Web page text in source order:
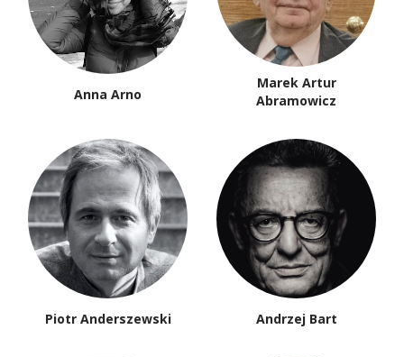
Anna Arno
Marek Artur
Abramowicz
Piotr Anderszewski Andrzej Bart